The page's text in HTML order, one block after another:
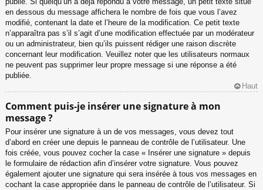
en dessous du message affichera le nombre de fois que vous l’avez
modifié, contenant la date et l’heure de la modification. Ce petit texte
n’apparaîtra pas s’il s’agit d’une modification effectuée par un modérateur
ou un administrateur, bien qu’ils puissent rédiger une raison discrète
concernant leur modification. Veuillez noter que les utilisateurs normaux
ne peuvent pas supprimer leur propre message si une réponse a été
publiée.
Haut
Comment puis-je insérer une signature à mon
message ?
Pour insérer une signature à un de vos messages, vous devez tout
d’abord en créer une depuis le panneau de contrôle de l’utilisateur. Une
fois créée, vous pouvez cocher la case « Insérer une signature » depuis
le formulaire de rédaction afin d’insérer votre signature. Vous pouvez
également ajouter une signature qui sera insérée à tous vos messages en
cochant la case appropriée dans le panneau de contrôle de l’utilisateur. Si